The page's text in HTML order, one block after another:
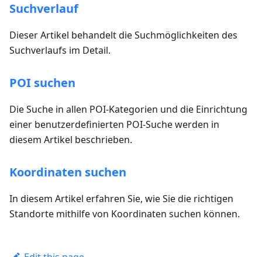
Suchverlauf
Dieser Artikel behandelt die Suchmöglichkeiten des
Suchverlaufs im Detail.
POI suchen
Die Suche in allen POI-Kategorien und die Einrichtung
einer benutzerdefinierten POI-Suche werden in
diesem Artikel beschrieben.
Koordinaten suchen
In diesem Artikel erfahren Sie, wie Sie die richtigen
Standorte mithilfe von Koordinaten suchen können.